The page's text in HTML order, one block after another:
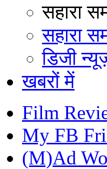
सहारा
सहारा
डिजी
खबरों में
Film
My FB
(M)Ad